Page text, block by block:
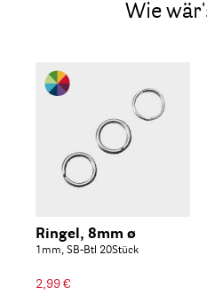
Wie
Ringel, 8mm ø
1mm, SB-Btl 20Stück
2,99 €